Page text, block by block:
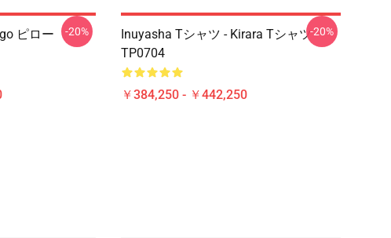
ピロー
-20%
Inuyasha Tシャツ - Kirara Tシャツ
TP0704
￥384,250 - ￥442,250
-20%